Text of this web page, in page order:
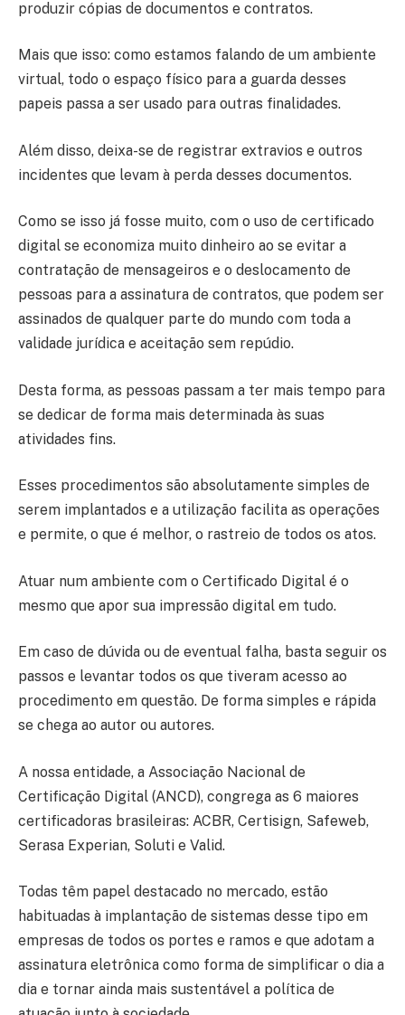
produzir cópias de documentos e contratos.
Mais que isso: como estamos falando de um ambiente
virtual, todo o espaço físico para a guarda desses
papeis passa a ser usado para outras finalidades.
Além disso, deixa-se de registrar extravios e outros
incidentes que levam à perda desses documentos.
Como se isso já fosse muito, com o uso de certificado
digital se economiza muito dinheiro ao se evitar a
contratação de mensageiros e o deslocamento de
pessoas para a assinatura de contratos, que podem ser
assinados de qualquer parte do mundo com toda a
validade jurídica e aceitação sem repúdio.
Desta forma, as pessoas passam a ter mais tempo para
se dedicar de forma mais determinada às suas
atividades fins.
Esses procedimentos são absolutamente simples de
serem implantados e a utilização facilita as operações
e permite, o que é melhor, o rastreio de todos os atos.
Atuar num ambiente com o Certificado Digital é o
mesmo que apor sua impressão digital em tudo.
Em caso de dúvida ou de eventual falha, basta seguir os
passos e levantar todos os que tiveram acesso ao
procedimento em questão. De forma simples e rápida
se chega ao autor ou autores.
A nossa entidade, a Associação Nacional de
Certificação Digital (ANCD), congrega as 6 maiores
certificadoras brasileiras: ACBR, Certisign, Safeweb,
Serasa Experian, Soluti e Valid.
Todas têm papel destacado no mercado, estão
habituadas à implantação de sistemas desse tipo em
empresas de todos os portes e ramos e que adotam a
assinatura eletrônica como forma de simplificar o dia a
dia e tornar ainda mais sustentável a política de